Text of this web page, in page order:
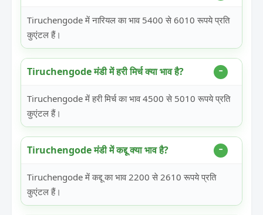
Tiruchengode में नारियल का भाव 5400 से 6010 रूपये प्रति
कुएंटल हैं।
Tiruchengode मंडी में हरी मिर्च क्या भाव है?
Tiruchengode में हरी मिर्च का भाव 4500 से 5010 रूपये प्रति
कुएंटल हैं।
Tiruchengode मंडी में कद्दू क्या भाव है?
Tiruchengode में कद्दू का भाव 2200 से 2610 रूपये प्रति
कुएंटल हैं।